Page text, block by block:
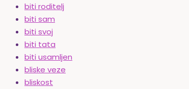
biti roditelj
biti sam
biti svoj
biti tata
biti usamljen
bliske veze
bliskost